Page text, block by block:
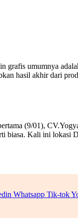
grafis umumnya
hasil akhir dari
(9/01),
biasa. Kali ini lokasi
Whatsapp Tik-tok